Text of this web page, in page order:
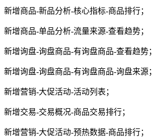
新增商品-新品分析-核心指标-商品排行；
新增商品-单品分析-流量来源-查看趋势；
新增询盘-询盘商品-有询盘商品-查看趋势；
新增询盘-询盘商品-有询盘商品-询盘来源；
新增营销-大促活动-活动列表；
新增交易-交易概况-商品交易排行；
新增营销-大促活动-预热数据-商品排行；